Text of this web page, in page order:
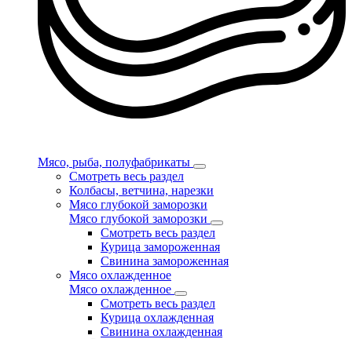
Мясо, рыба, полуфабрикаты
Смотреть весь раздел
Колбасы, ветчина, нарезки
Мясо глубокой заморозки
Мясо глубокой заморозки
Смотреть весь раздел
Курица замороженная
Свинина замороженная
Мясо охлажденное
Мясо охлажденное
Смотреть весь раздел
Курица охлажденная
Свинина охлажденная